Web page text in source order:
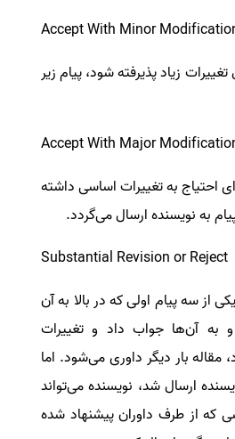
Accept With Minor
تغییرات زیاد پذیرفته شود، پیام زیر
Accept With Major
احتیاج به تغییرات اساسی داشته
به نویسنده ارسال می‌گردد.
Substantial Revision or Reject
از سه پیام اولی که در بالا به آن
به آن‌ها جواب داد و تغییرات
مقاله بار دیگر داوری می‌شود. اما
ارسال شد، نویسنده می‌تواند
که از طرف داوران پیشنهاد شده